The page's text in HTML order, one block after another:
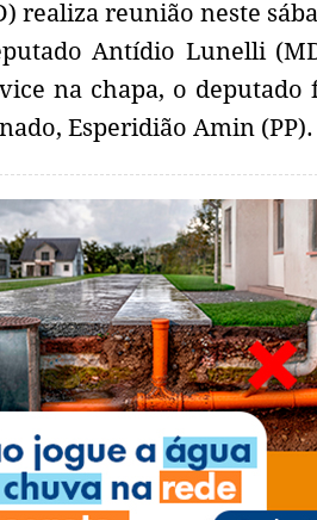
realiza reunião neste
Antídio Lunelli
na chapa, o deputado
Esperidião Amin (PP).